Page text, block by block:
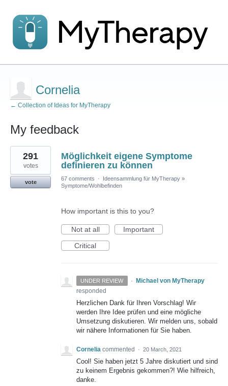
Cornelia
← Collection of Ideas for MyTherapy
My feedback
1
result
found
Möglichkeit eigene Symptome
definieren zu können
291
votes
vote
67 comments · Ideensammlung für MyTherapy »
Symptome/Wohlbefinden
How important is this to you?
Not at all
Important
Critical
UNDER REVIEW ·
Michael von MyTherapy
responded
Herzlichen Dank für Ihren Vorschlag! Wir
werden Ihre Idee prüfen und eine mögliche
Umsetzung diskutieren. Wir melden uns, sobald
wir nähere Informationen für Sie haben.
Cornelia commented · 20 March, 2021
Cool! Sie haben jetzt 5 Jahre diskutiert und sind
zu keinem Ergebnis gekommen?! Wie hilfreich,
danke.